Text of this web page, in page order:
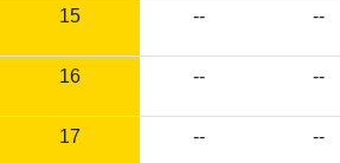
15 -- --
16 -- --
17 -- --